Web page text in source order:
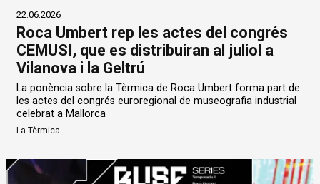
22.06.2026
Roca Umbert rep les actes del congrés
CEMUSI, que es distribuiran al juliol a
Vilanova i la Geltrú
La ponència sobre la Tèrmica de Roca Umbert forma part de
les actes del congrés euroregional de museografia industrial
celebrat a Mallorca
La Tèrmica